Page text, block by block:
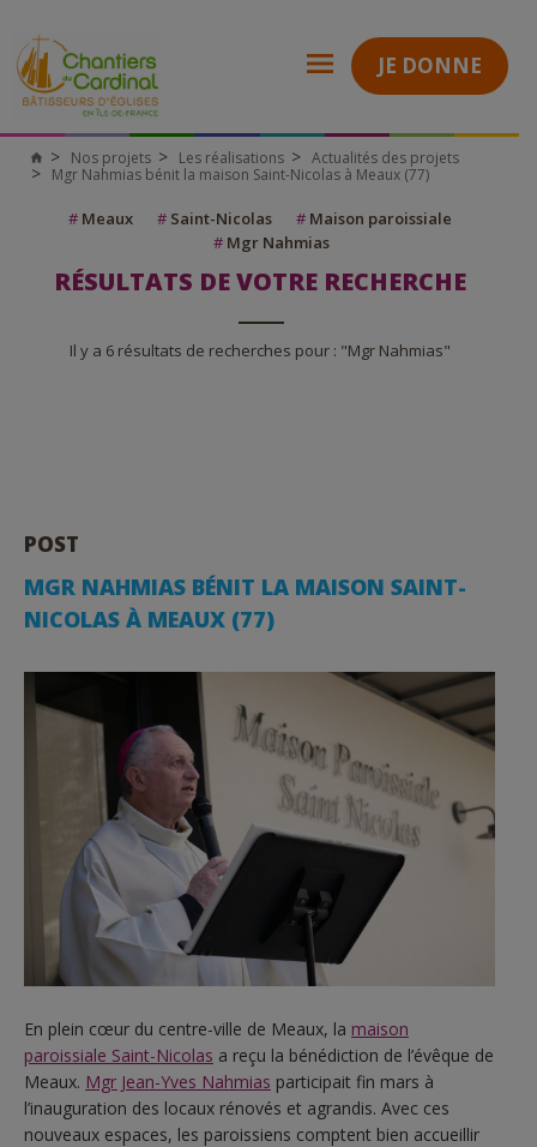
JE DONNE
Nos projets Les réalisations
Actualités des projets
Mgr Nahmias bénit la maison Saint-Nicolas à Meaux (77)
#Meaux #Saint-Nicolas #Maison paroissiale
# Mgr Nahmias
RÉSULTATS DE VOTRE RECHERCHE
Il y a 6 résultats de recherches pour : "Mgr Nahmias"
POST
MGR NAHMIAS BÉNIT LA MAISON SAINT-
NICOLAS À MEAUX (77)
En plein cœur du centre-ville de Meaux, la maison
paroissiale Saint-Nicolas a reçu la bénédiction de l’évêque de
Meaux. Mgr Jean-Yves Nahmias participait fin mars à
l’inauguration des locaux rénovés et agrandis. Avec ces
nouveaux espaces, les paroissiens comptent bien accueillir